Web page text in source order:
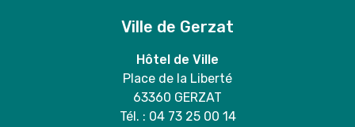
Ville de Gerzat
Hôtel de Ville
Place de la Liberté
63360 GERZAT
Tél. : 04 73 25 00 14